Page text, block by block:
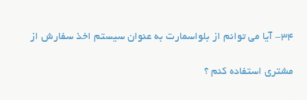
34- آیا می توانم از بلواسمارت به عنوان سیستم اخذ سفارش از
مشتری استفاده کنم ؟